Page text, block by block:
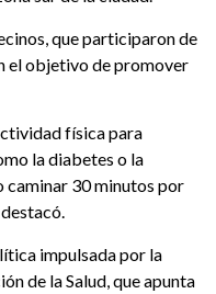
que participaron de
el objetivo de promover
física para
la diabetes o la
caminar 30 minutos por
impulsada por la
de la Salud, que apunta